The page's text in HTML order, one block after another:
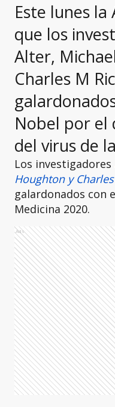
Este lunes la
que los
Alter,
Charles M
Nobel por el
del virus de
Los investigadores
Houghton y
galardonados con
Medicina 2020.
Ads